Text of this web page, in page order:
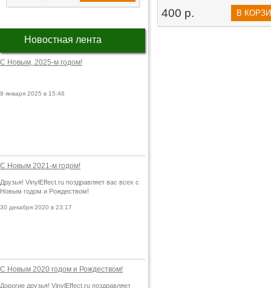
Новостная лента
С Новым, 2025-м годом!
9 января 2025 в 15:46
С Новым 2021-м годом!
Друзья! VinylEffect.ru поздравляет вас всех с
Новым годом и Рождеством!
30 декабря 2020 в 23:17
С Новым 2020 годом и Рождеством!
Дорогие друзья! VinylEffect.ru поздравляет
400 р. В